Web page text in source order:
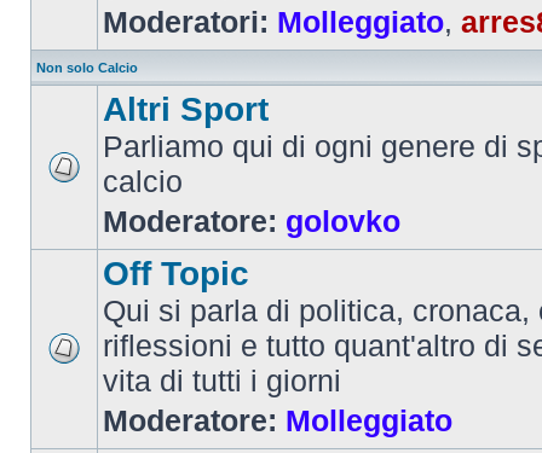
Moderatori: Molleggiato,
Non solo Calcio
Altri Sport
Parliamo qui di ogni genere di
calcio
Moderatore: golovko
Off Topic
Qui si parla di politica, cronaca,
riflessioni e tutto quant'altro di
vita di tutti i giorni
Moderatore: Molleggiato